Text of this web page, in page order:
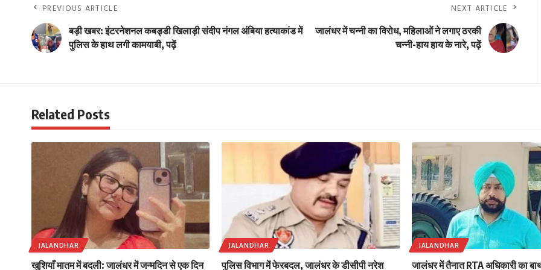
PREVIOUS ARTICLE
बड़ी खबर: इंटरनेशनल कबड्डी खिलाड़ी संदीप नंगल अंबिया हत्याकांड में
पुलिस के हाथ लगी कामयाबी, पढ़ें
NEXT ARTICLE
जालंधर में चन्नी का विरोध, महिलाओं ने लगाए ठरकी
चन्नी-हाय हाय के नारे, पढ़ें
Related Posts
JALANDHAR
खुशियाँ मातम में बदली: जालंधर में जन्मदिन से एक दिन
JALANDHAR
पुलिस विभाग में फेरबदल, जालंधर के डीसीपी नरेश
JALANDHAR
जालंधर में तैनात RTA अधिकारी का